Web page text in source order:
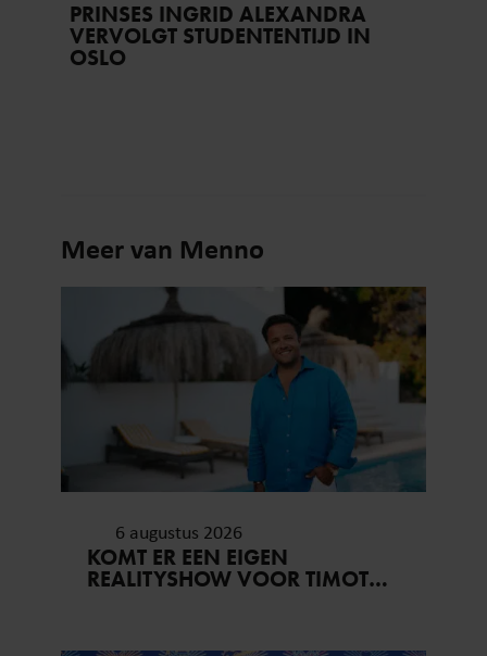
PRINSES INGRID ALEXANDRA
VERVOLGT STUDENTENTIJD IN
OSLO
Meer van Menno
6 augustus 2026
KOMT ER EEN EIGEN
REALITYSHOW VOOR TIMOTHY